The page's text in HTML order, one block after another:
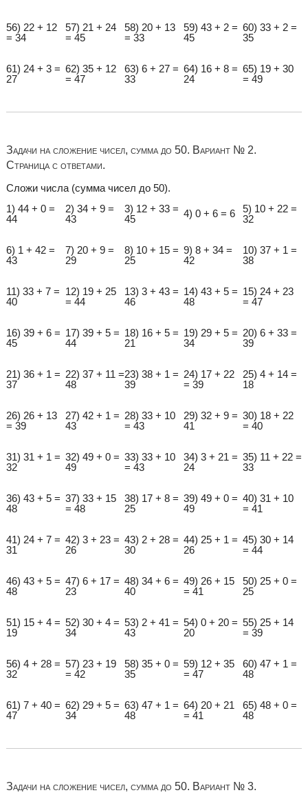
56) 22 + 12
= 34
57) 21 + 24
= 45
58) 20 + 13
= 33
59) 43 + 2 =
45
60) 33 + 2 =
35
61) 24 + 3 =
27
62) 35 + 12
= 47
63) 6 + 27 =
33
64) 16 + 8 =
24
65) 19 + 30
= 49
Задачи на сложение чисел, сумма до 50. Вариант № 2.
Страница с ответами.
Сложи числа (сумма чисел до 50).
1) 44 + 0 =
44
2) 34 + 9 =
43
3) 12 + 33 =
45
4) 0 + 6 = 6
5) 10 + 22 =
32
6) 1 + 42 =
43
7) 20 + 9 =
29
8) 10 + 15 =
25
9) 8 + 34 =
42
10) 37 + 1 =
38
11) 33 + 7 =
40
12) 19 + 25
= 44
13) 3 + 43 =
46
14) 43 + 5 =
48
15) 24 + 23
= 47
16) 39 + 6 =
45
17) 39 + 5 =
44
18) 16 + 5 =
21
19) 29 + 5 =
34
20) 6 + 33 =
39
21) 36 + 1 =
37
22) 37 + 11 =
48
23) 38 + 1 =
39
24) 17 + 22
= 39
25) 4 + 14 =
18
26) 26 + 13
= 39
27) 42 + 1 =
43
28) 33 + 10
= 43
29) 32 + 9 =
41
30) 18 + 22
= 40
31) 31 + 1 =
32
32) 49 + 0 =
49
33) 33 + 10
= 43
34) 3 + 21 =
24
35) 11 + 22 =
33
36) 43 + 5 =
48
37) 33 + 15
= 48
38) 17 + 8 =
25
39) 49 + 0 =
49
40) 31 + 10
= 41
41) 24 + 7 =
31
42) 3 + 23 =
26
43) 2 + 28 =
30
44) 25 + 1 =
26
45) 30 + 14
= 44
46) 43 + 5 =
48
47) 6 + 17 =
23
48) 34 + 6 =
40
49) 26 + 15
= 41
50) 25 + 0 =
25
51) 15 + 4 =
19
52) 30 + 4 =
34
53) 2 + 41 =
43
54) 0 + 20 =
20
55) 25 + 14
= 39
56) 4 + 28 =
32
57) 23 + 19
= 42
58) 35 + 0 =
35
59) 12 + 35
= 47
60) 47 + 1 =
48
61) 7 + 40 =
47
62) 29 + 5 =
34
63) 47 + 1 =
48
64) 20 + 21
= 41
65) 48 + 0 =
48
Задачи на сложение чисел, сумма до 50. Вариант № 3.